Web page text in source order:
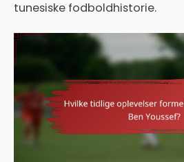
tunesiske fodboldhistorie.